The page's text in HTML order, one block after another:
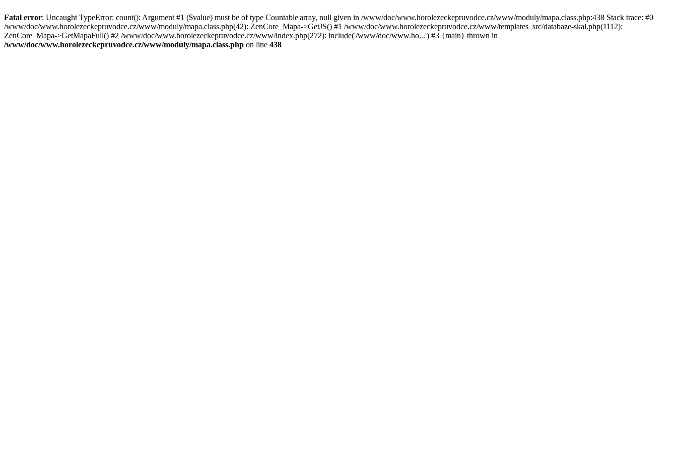
Fatal error: Uncaught TypeError: count(): Argument #1 ($value) must be of type Countable|array, null given in /www/doc/www.horolezeckepruvodce.cz/www/moduly/mapa.class.php:438 Stack trace: #0
/www/doc/www.horolezeckepruvodce.cz/www/moduly/mapa.class.php(42): ZenCore_Mapa->GetJS() #1 /www/doc/www.horolezeckepruvodce.cz/www/templates_src/databaze-skal.php(1112):
ZenCore_Mapa->GetMapaFull() #2 /www/doc/www.horolezeckepruvodce.cz/www/index.php(272): include('/www/doc/www.ho...') #3 {main} thrown in
/www/doc/www.horolezeckepruvodce.cz/www/moduly/mapa.class.php on line 438